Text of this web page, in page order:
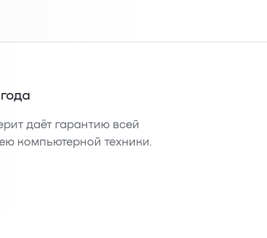
даёт гарантию всей
компьютерной техники.